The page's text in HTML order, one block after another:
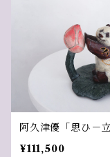
阿久津優「思ひ－立
¥111,500